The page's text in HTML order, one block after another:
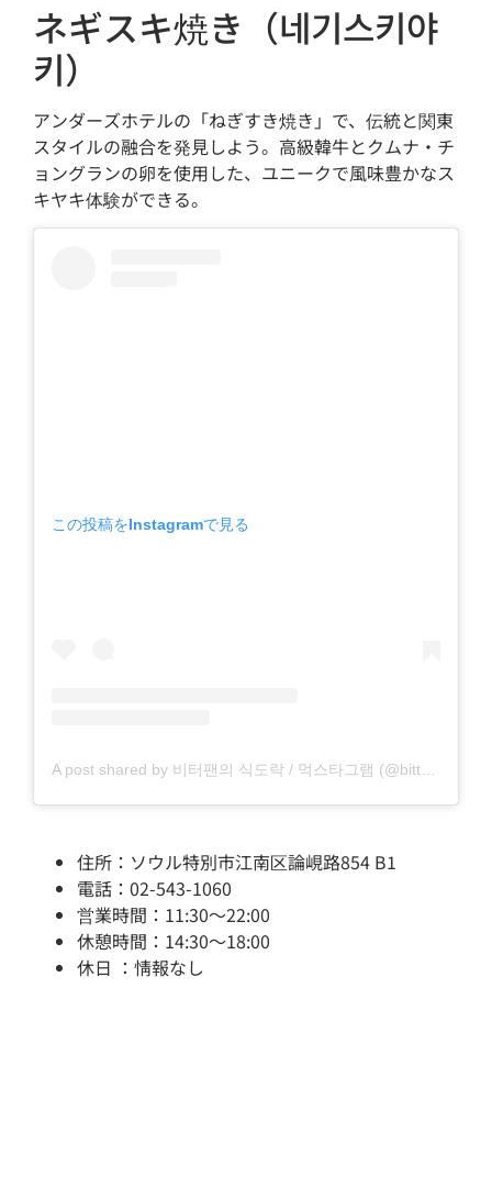
ネギスキ焼き（네기스키야
키）
アンダーズホテルの「ねぎすき焼き」で、伝統と関東
スタイルの融合を発見しよう。高級韓牛とクムナ・チ
ョングランの卵を使用した、ユニークで風味豊かなス
キヤキ体験ができる。
この投稿をInstagramで見る
住所：ソウル特別市江南区論峴路854 B1
電話：02-543-1060
営業時間：11:30～22:00
休憩時間：14:30～18:00
休日 ：情報なし